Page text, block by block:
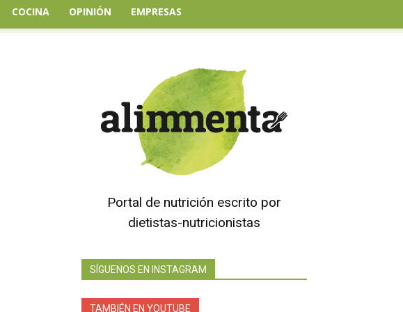
COCINA OPINIÓN EMPRESAS
Portal de nutrición escrito por
dietistas-nutricionistas
SÍGUENOS EN INSTAGRAM
TAMBIÉN EN YOUTUBE